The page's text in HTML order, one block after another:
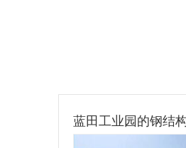
蓝田工业园的钢结